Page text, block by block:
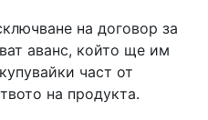
на договор за
аванс, който ще им
част от
на продукта.